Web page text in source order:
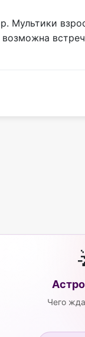
Мультики
Чего